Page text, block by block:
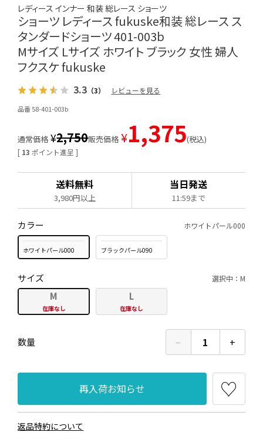
レディース インナー 和装 総レース ショーツ
ショーツ レディース fukuske和装 総レース ス
タンダードショーツ 401-003b
Mサイズ Lサイズ ホワイト ブラック 女性 婦人
フクスケ fukuske
3.3 （3） レビューを見る
品番 58-401-003b
[ 13 ポイント進呈 ]
通常価格 ¥2,750販売価格 ¥1,375 税込
送料無料
3,980円以上
当日発送
11:59まで
カラー ホワイトパール000
ホワイトパール000 ブラックパール090
サイズ 選択中：M
M
在庫なし
L
在庫なし
数量 − 1 +
再入荷お知らせ
返品特約について